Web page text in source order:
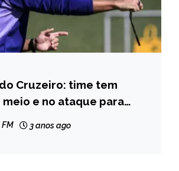
Cruzeiro: time tem
e no ataque para
3 anos ago